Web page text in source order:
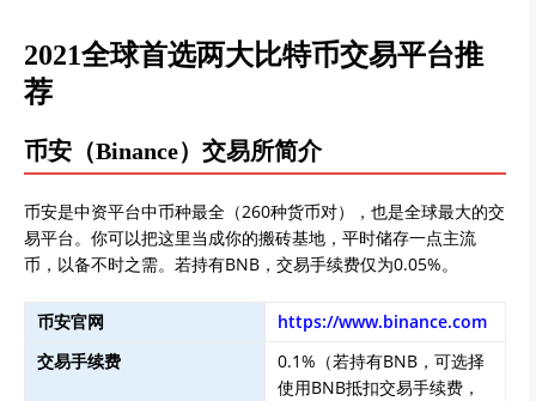
2021全球首选两大比特币交易平台推
荐
币安（Binance）交易所简介
币安是中资平台中币种最全（260种货币对），也是全球最大的交
易平台。你可以把这里当成你的搬砖基地，平时储存一点主流
币，以备不时之需。若持有BNB，交易手续费仅为0.05%。
币安官网
https://www.binance.com
交易手续费
0.1%（若持有BNB，可选择
使用BNB抵扣交易手续费，